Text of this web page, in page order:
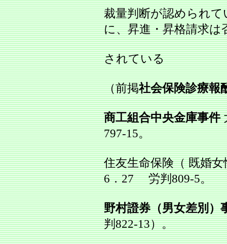
裁量判断が認められ
に、昇進・昇格請求は
されている
（前掲社会保険診療報
商工組合中央金庫事件
797‐15。
住友生命保険（ 既婚
6．27 労判809‐5。
野村證券（男女差別）
判822‐13）。